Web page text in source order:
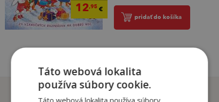
12,95€
pridať do košíka
Zákazníci, ktorí si kúpili
Táto webová lokalita
používa súbory cookie.
Táto webová lokalita používa súbory